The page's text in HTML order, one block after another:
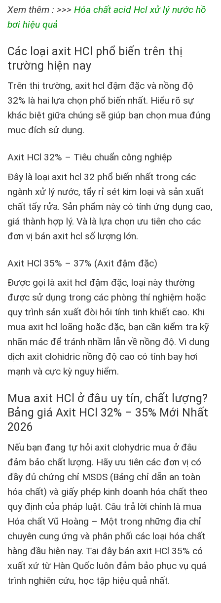
Xem thêm : >>> Hóa chất acid Hcl xử lý nước hồ
bơi hiệu quả
Các loại axit HCl phổ biến trên thị
trường hiện nay
Trên thị trường, axit hcl đậm đặc và nồng độ
32% là hai lựa chọn phổ biến nhất. Hiểu rõ sự
khác biệt giữa chúng sẽ giúp bạn chọn mua đúng
mục đích sử dụng.
Axit HCl 32% – Tiêu chuẩn công nghiệp
Đây là loại axit hcl 32 phổ biến nhất trong các
ngành xử lý nước, tẩy rỉ sét kim loại và sản xuất
chất tẩy rửa. Sản phẩm này có tính ứng dụng cao,
giá thành hợp lý. Và là lựa chọn ưu tiên cho các
đơn vị bán axit hcl số lượng lớn.
Axit HCl 35% – 37% (Axit đậm đặc)
Được gọi là axit hcl đậm đặc, loại này thường
được sử dụng trong các phòng thí nghiệm hoặc
quy trình sản xuất đòi hỏi tính tinh khiết cao. Khi
mua axit hcl loãng hoặc đặc, bạn cần kiểm tra kỹ
nhãn mác để tránh nhầm lẫn về nồng độ. Vì dung
dịch axit clohidric nồng độ cao có tính bay hơi
mạnh và cực kỳ nguy hiểm.
Mua axit HCl ở đâu uy tín, chất lượng?
Bảng giá Axit HCl 32% – 35% Mới Nhất
2026
Nếu bạn đang tự hỏi axit clohydric mua ở đâu
đảm bảo chất lượng. Hãy ưu tiên các đơn vị có
đầy đủ chứng chỉ MSDS (Bảng chỉ dẫn an toàn
hóa chất) và giấy phép kinh doanh hóa chất theo
quy định của pháp luật. Câu trả lời chính là mua
Hóa chất Vũ Hoàng – Một trong những địa chỉ
chuyên cung ứng và phân phối các loại hóa chất
hàng đầu hiện nay. Tại đây bán axit HCl 35% có
xuất xứ từ Hàn Quốc luôn đảm bảo phục vụ quá
trình nghiên cứu, học tập hiệu quả nhất.